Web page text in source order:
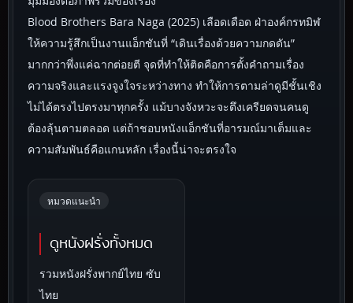
Blood Brothers Bara Naga (2025) เลือดเดือด ฝ่าองค์กรทมิฬ
ให้ความรู้สึกเป็นงานแอ็กชันที่ “เดินเรื่องด้วยความกดดัน”
มากกว่าพึ่งแค่ฉากต่อยตี จุดที่ทำให้ติดคือการตั้งคำถามเรื่อง
ความจริงและแรงจูงใจระหว่างทาง ทำให้การตามล่าดูมีชั้นเชิง
ไม่ได้ตรงไปตรงมาทุกครั้ง แม้บางจังหวะจะตึงเครียดจนคนดู
ต้องลุ้นตามตลอด แต่ถ้าชอบหนังแอ็กชันที่อารมณ์มาเต็มและ
ความสัมพันธ์คือแกนหลัก เรื่องนี้น่าจะตรงใจ
หมวดแนะนำ
ดูหนังฝรั่งทั้งหมด
รวมหนังฝรั่งพากย์ไทย ซับ
ไทย